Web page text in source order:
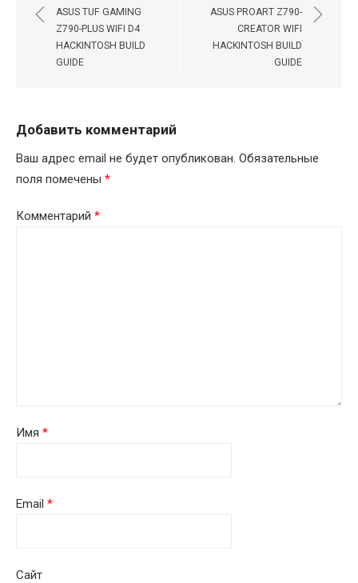
по
записям
ASUS TUF GAMING
Z790-PLUS WIFI D4
HACKINTOSH BUILD
GUIDE
ASUS PROART Z790-
CREATOR WIFI
HACKINTOSH BUILD
GUIDE
Добавить комментарий
Ваш адрес email не будет опубликован. Обязательные
поля помечены *
Комментарий *
Имя *
Email *
Сайт